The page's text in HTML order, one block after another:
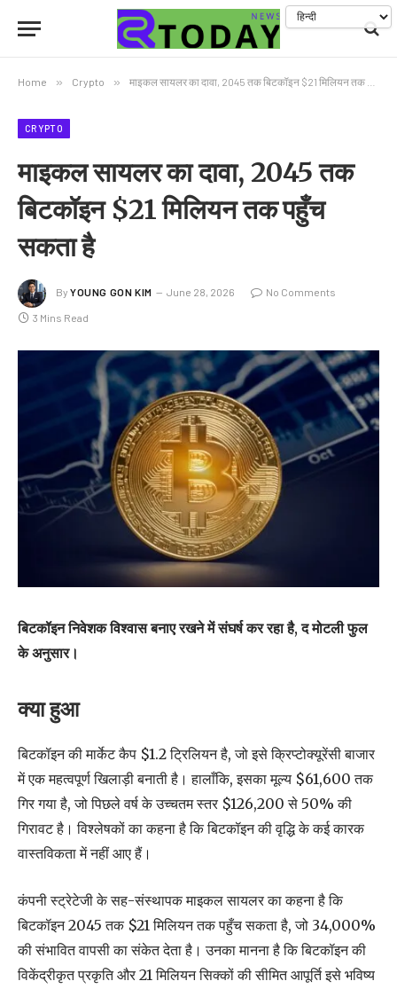
Home » Crypto » माइकल सायलर का दावा, 2045 तक बिटकॉइन $21 मिलियन तक पहुँच सकता है
CRYPTO
माइकल सायलर का दावा, 2045 तक
बिटकॉइन $21 मिलियन तक पहुँच
सकता है
By YOUNG GON KIM June 28, 2026 No Comments
3 Mins Read
बिटकॉइन निवेशक विश्वास बनाए रखने में संघर्ष कर रहा है, द मोटली फुल
के अनुसार।
क्या हुआ
बिटकॉइन की मार्केट कैप $1.2 ट्रिलियन है, जो इसे क्रिप्टोक्यूरेंसी बाजार
में एक महत्वपूर्ण खिलाड़ी बनाती है। हालाँकि, इसका मूल्य $61,600 तक
गिर गया है, जो पिछले वर्ष के उच्चतम स्तर $126,200 से 50% की
गिरावट है। विश्लेषकों का कहना है कि बिटकॉइन की वृद्धि के कई कारक
वास्तविकता में नहीं आए हैं।
कंपनी स्ट्रेटेजी के सह-संस्थापक माइकल सायलर का कहना है कि
बिटकॉइन 2045 तक $21 मिलियन तक पहुँच सकता है, जो 34,000%
की संभावित वापसी का संकेत देता है। उनका मानना है कि बिटकॉइन की
विकेंद्रीकृत प्रकृति और 21 मिलियन सिक्कों की सीमित आपूर्ति इसे भविष्य